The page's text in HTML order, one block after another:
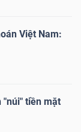
Việt Nam:
"núi" tiền mặt